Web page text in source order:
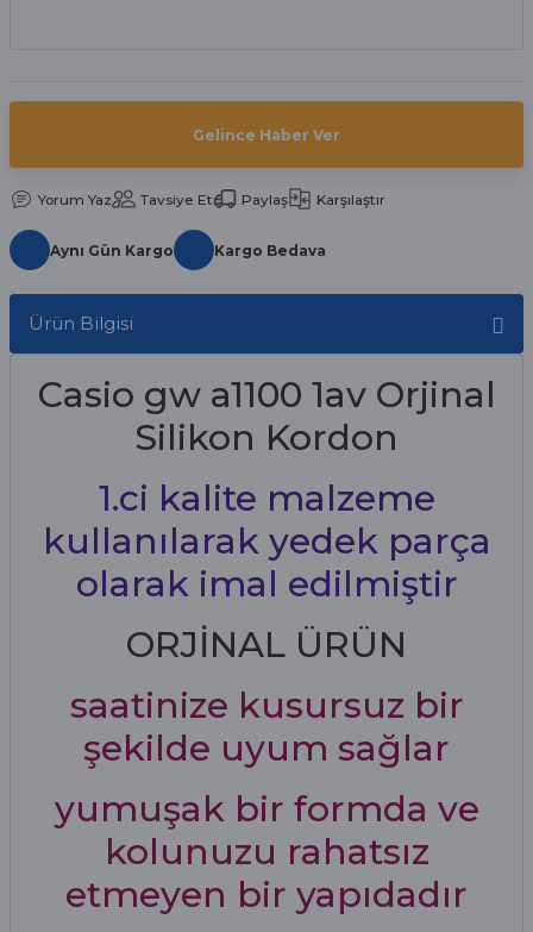
Gelince Haber Ver
Yorum Yaz Tavsiye Et Paylaş Karşılaştır
Aynı Gün Kargo Kargo Bedava
Ürün Bilgisi
Casio gw a1100 1av Orjinal
Silikon Kordon
1.ci kalite malzeme
kullanılarak yedek parça
olarak imal edilmiştir
ORJİNAL ÜRÜN
saatinize kusursuz bir
şekilde uyum sağlar
yumuşak bir formda ve
kolunuzu rahatsız
etmeyen bir yapıdadır